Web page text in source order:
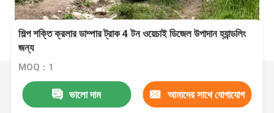
শিল্প শক্তি ক্রলার ডাম্পার ট্রাক 4 টন ওয়েচাই ডিজেল উপাদান হ্যান্ডলিং
জন্য
MOQ：1
ভালো দাম আমাদের সাথে যোগাযোগ